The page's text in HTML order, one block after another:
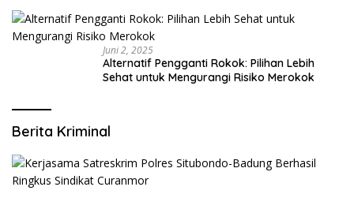
Juni 2, 2025
Alternatif Pengganti Rokok: Pilihan Lebih
Sehat untuk Mengurangi Risiko Merokok
Berita Kriminal